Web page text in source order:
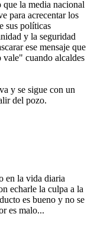
que la media nacional
para acrecentar los
sus políticas
y la seguridad
ese mensaje que
vale" cuando alcaldes
y se sigue con un
del pozo.
en la vida diaria
echarle la culpa a la
es bueno y no se
es malo...